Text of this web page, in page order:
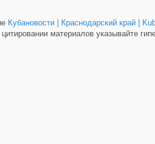
Кубановости | Краснодарский край |
цитировании материалов указывайте